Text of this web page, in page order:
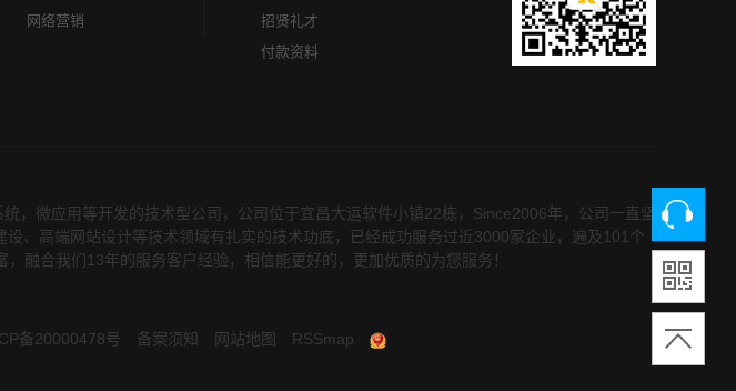
网络营销
招贤礼才
付款资料
统，微应用等开发的技术型公司，公司位于宜昌大运软件小镇22栋，Since2006年，公司一直坚
、高端网站设计等技术领域有扎实的技术功底，已经成功服务过近3000家企业，遍及101个
融合我们13年的服务客户经验，相信能更好的，更加优质的为您服务！
备20000478号 备案须知 网站地图 RSSmap